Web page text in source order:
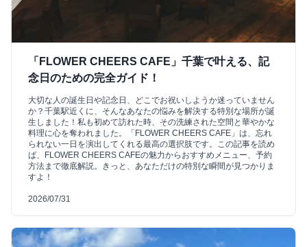
「FLOWER CHEERS CAFE」千葉で叶える、記
念日のための完全ガイド！
大切な人の誕生日や記念日、どこでお祝いしようか迷っていません
か？千葉駅近くに、そんなあなたの悩みを解決する特別な場所が誕
生しました！私も初めて訪れた時、その洗練された空間と華やかな
料理に心を奪われました。「FLOWER CHEERS CAFE」は、忘れ
られない一日を演出してくれる最高の選択肢です。この記事を読め
ば、FLOWER CHEERS CAFEの魅力からおすすめメニュー、予約
方法まで徹底解説。きっと、あなただけの特別な瞬間が見つかりま
すよ！
2026/07/31